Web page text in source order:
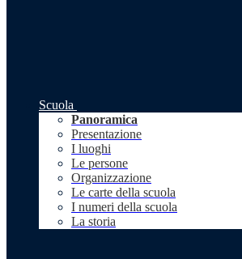
Scuola
Panoramica
Presentazione
I luoghi
Le persone
Organizzazione
Le carte della scuola
I numeri della scuola
La storia